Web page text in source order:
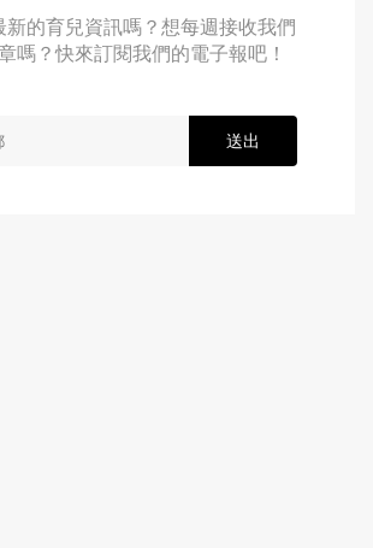
新的育兒資訊嗎？想每週接收我們
嗎？快來訂閱我們的電子報吧！
送出